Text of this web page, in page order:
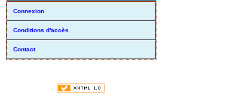
Connexion
Conditions d'accès
Contact